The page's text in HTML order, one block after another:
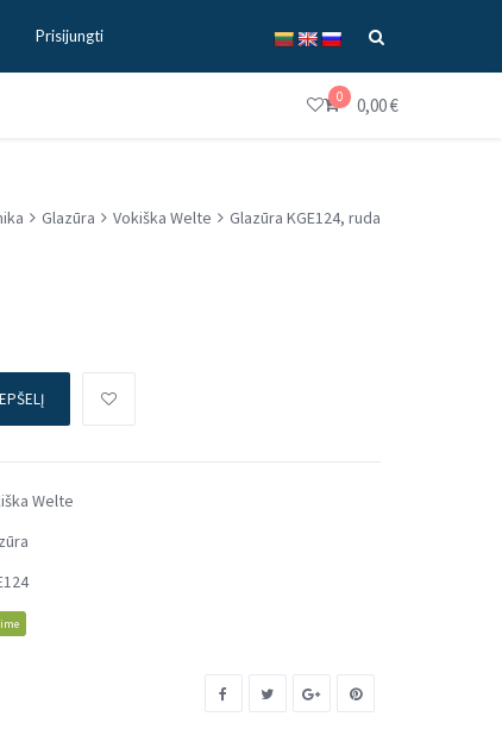
Prisijungti
0 0,00€
Glazūra Vokiška Welte Glazūra KGE124, ruda
Welte